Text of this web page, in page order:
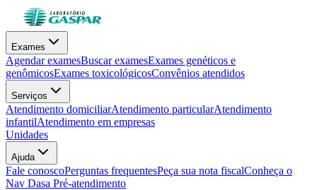
Exames
Agendar examesBuscar examesExames genéticos e
genômicosExames toxicológicosConvênios atendidos
Serviços
Atendimento domiciliarAtendimento particularAtendimento
infantilAtendimento em empresas
Unidades
Ajuda
Fale conoscoPerguntas frequentesPeça sua nota fiscalConheça o
Nav Dasa Pré-atendimento